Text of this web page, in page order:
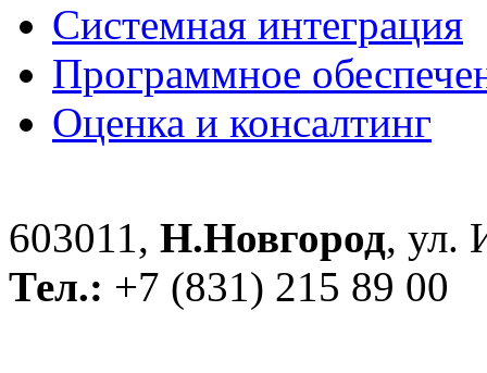
Системная интеграция
Программное
Оценка и консалтинг
603011, Н.Новгород, ул.
Тел.: +7 (831) 215 89 00